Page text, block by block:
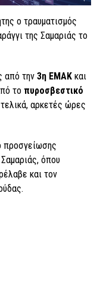
ο τραυματισμός
της Σαμαριάς το
από την 3η ΕΜΑΚ και
το πυροσβεστικό
αρκετές ώρες
προσγείωσης
όπου
και τον